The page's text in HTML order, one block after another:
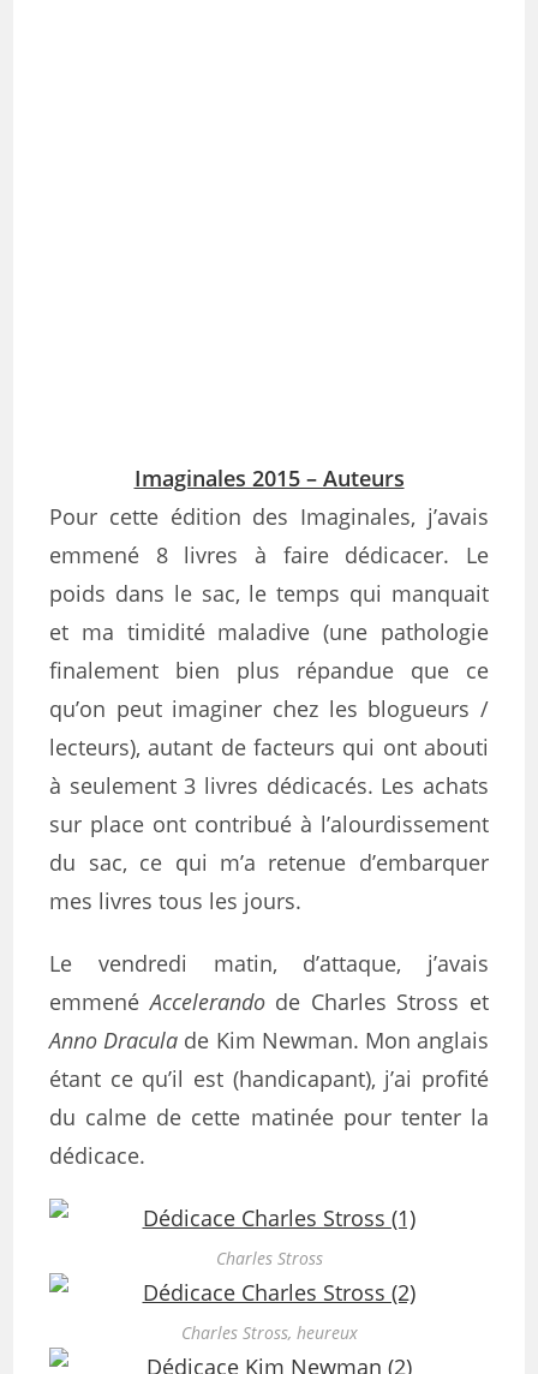
Imaginales 2015 – Auteurs
Pour cette édition des Imaginales, j’avais
emmené 8 livres à faire dédicacer. Le
poids dans le sac, le temps qui manquait
et ma timidité maladive (une pathologie
finalement bien plus répandue que ce
qu’on peut imaginer chez les blogueurs /
lecteurs), autant de facteurs qui ont abouti
à seulement 3 livres dédicacés. Les achats
sur place ont contribué à l’alourdissement
du sac, ce qui m’a retenue d’embarquer
mes livres tous les jours.
Le vendredi matin, d’attaque, j’avais
emmenéAccelerandode Charles Stross et
Anno Dracula de Kim Newman. Mon anglais
étant ce qu’il est (handicapant), j’ai profité
du calme de cette matinée pour tenter la
dédicace.
Charles Stross
Charles Stross, heureux